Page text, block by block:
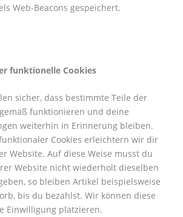
Web-Beacons gespeichert.
funktionelle Cookies
sicher, dass bestimmte Teile der
funktionieren und deine
weiterhin in Erinnerung bleiben.
Cookies erleichtern wir dir
Website. Auf diese Weise musst du
Website nicht wiederholt dieselben
so bleiben Artikel beispielsweise
bis du bezahlst. Wir können diese
Einwilligung platzieren.